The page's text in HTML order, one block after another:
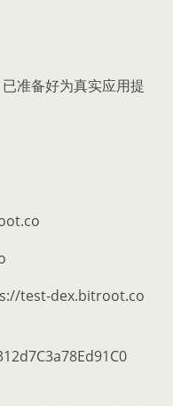
准备好为真实应用提
test-dex.bitroot.co